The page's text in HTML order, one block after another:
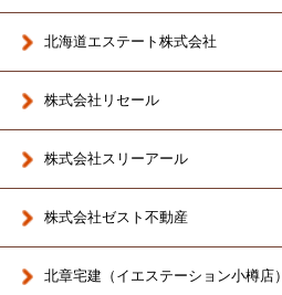
北海道エステート株式会社
株式会社リセール
株式会社スリーアール
株式会社ゼスト不動産
北章宅建（イエステーション小樽店）